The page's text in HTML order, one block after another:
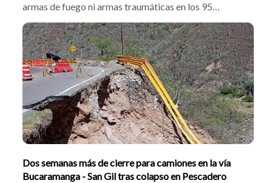
armas de fuego ni armas traumáticas en los 95
municipios bajo jurisdicción de la Quinta Brigada. La
medida fue adoptada con motivo de la posesión
presidencial del próximo 7 de agosto y busca reforzar
la seguridad durante este evento.
Dos semanas más de cierre para camiones en la vía
Bucaramanga - San Gil tras colapso en Pescadero